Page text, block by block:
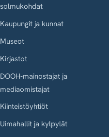
solmukohdat
Kaupungit ja kunnat
Museot
Kirjastot
DOOH-mainostajat ja
mediaomistajat
Kiinteistöyhtiöt
Uimahallit ja kylpylät